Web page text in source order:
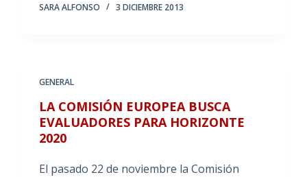
SARA ALFONSO 3 DICIEMBRE 2013
GENERAL
LA COMISIÓN EUROPEA BUSCA
EVALUADORES PARA HORIZONTE
2020
El pasado 22 de noviembre la Comisión